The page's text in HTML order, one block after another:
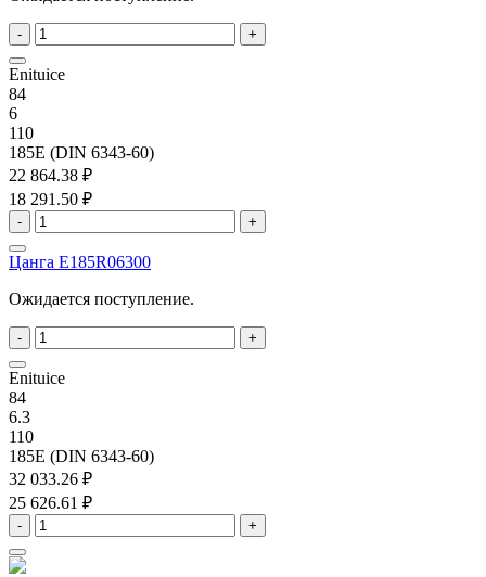
- +
Enituice
84
6
110
185E (DIN 6343-60)
22 864.38 ₽
18 291.50 ₽
- +
Цанга E185R06300
Ожидается поступление.
- +
Enituice
84
6.3
110
185E (DIN 6343-60)
32 033.26 ₽
25 626.61 ₽
- +